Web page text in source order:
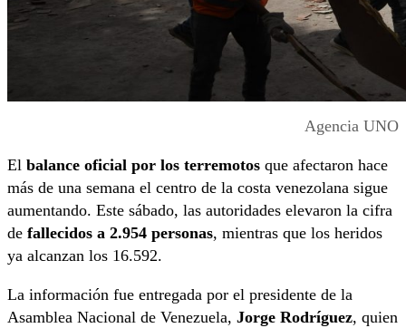
Agencia UNO
El balance oficial por los terremotos que afectaron hace
más de una semana el centro de la costa venezolana sigue
aumentando. Este sábado, las autoridades elevaron la cifra
de fallecidos a 2.954 personas, mientras que los heridos
ya alcanzan los 16.592.
La información fue entregada por el presidente de la
Asamblea Nacional de Venezuela, Jorge Rodríguez, quien